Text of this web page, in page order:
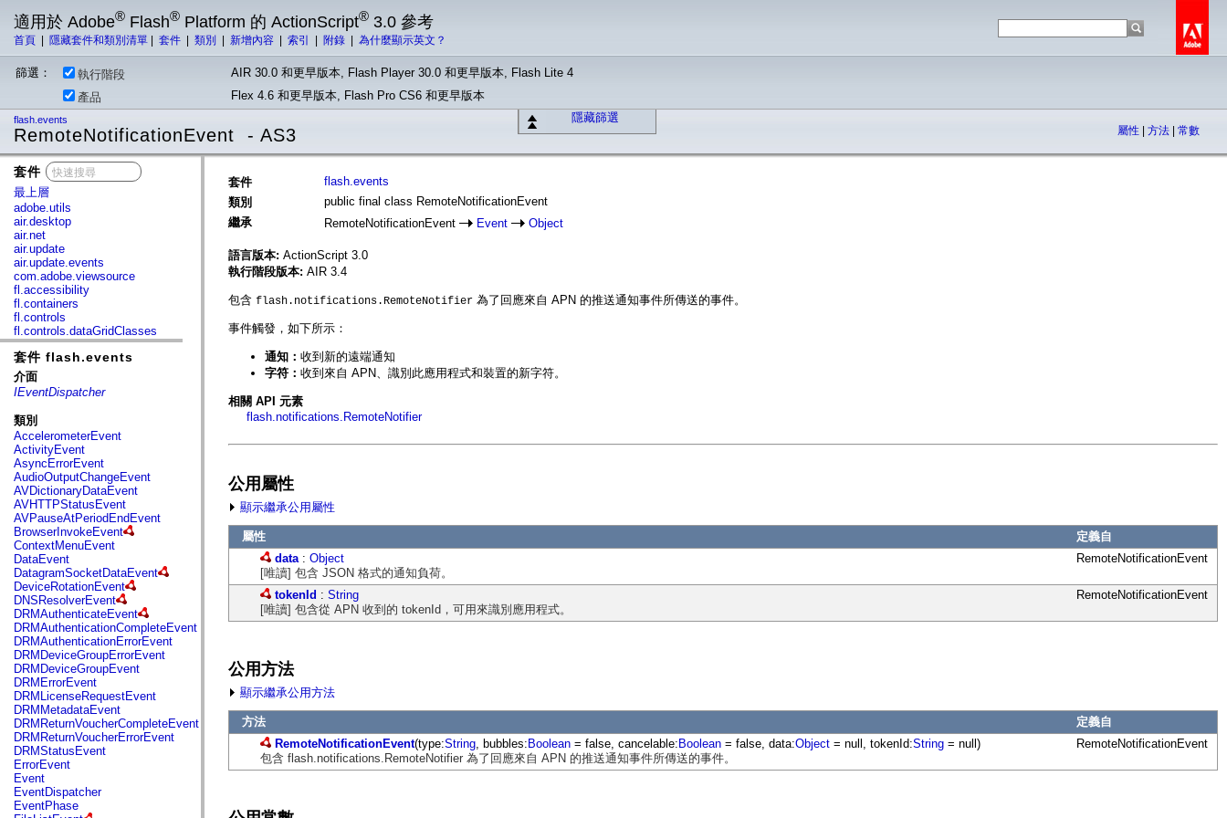
適用於 Adobe® Flash® Platform 的 ActionScript® 3.0 參考
首頁 隱藏套件和類別清單 套件 類別 新增內容 索引 附錄 為什麼顯示英文？
篩選： 執行階段
AIR 30.0 和更早版本, Flash Player 30.0 和更早版本, Flash Lite 4
產品
Flex 4.6 和更早版本, Flash Pro CS6 和更早版本
隱藏篩選
flash.events
RemoteNotificationEvent - AS3 屬性 方法 常數
套件
最上層
adobe.utils
air.desktop
air.net
air.update
air.update.events
com.adobe.viewsource
fl.accessibility
fl.containers
fl.controls
fl.controls.dataGridClasses
fl.controls.listClasses
fl.controls.progressBarClasses
fl.core
fl.data
fl.display
fl.events
fl.ik
fl.lang
fl.livepreview
fl.managers
fl.motion
fl.motion.easing
fl.rsl
fl.text
fl.transitions
fl.transitions.easing
fl.video
flash.accessibility
flash.concurrent
flash.crypto
flash.data
flash.desktop
flash.display
flash.display3D
flash.display3D.textures
flash.errors
flash.events
flash.external
flash.filesystem
flash.filters
flash.geom
flash.globalization
flash.html
flash.media
flash.net
套件 flash.events
介面
IEventDispatcher
類別
AccelerometerEvent
ActivityEvent
AsyncErrorEvent
AudioOutputChangeEvent
AVDictionaryDataEvent
AVHTTPStatusEvent
AVPauseAtPeriodEndEvent
BrowserInvokeEvent
ContextMenuEvent
DataEvent
DatagramSocketDataEvent
DeviceRotationEvent
DNSResolverEvent
DRMAuthenticateEvent
DRMAuthenticationCompleteEvent
DRMAuthenticationErrorEvent
DRMDeviceGroupErrorEvent
DRMDeviceGroupEvent
DRMErrorEvent
DRMLicenseRequestEvent
DRMMetadataEvent
DRMReturnVoucherCompleteEvent
DRMReturnVoucherErrorEvent
DRMStatusEvent
ErrorEvent
Event
EventDispatcher
EventPhase
套件
flash.events
類別
public final class RemoteNotificationEvent
繼承
RemoteNotificationEvent Event Object
語言版本: ActionScript 3.0
執行階段版本: AIR 3.4
包含 flash.notifications.RemoteNotifier 為了回應來自 APN 的推送通知事件所傳送的事件。
事件觸發，如下所示：
通知： 收到新的遠端通知
字符： 收到來自 APN、識別此應用程式和裝置的新字符。
相關 API 元素
flash.notifications.RemoteNotifier
公用屬性
顯示繼承公用屬性
屬性
定義自
data : Object
[唯讀] 包含 JSON 格式的通知負荷。
RemoteNotificationEvent
tokenId : String
[唯讀] 包含從 APN 收到的 tokenId，可用來識別應用程式。
RemoteNotificationEvent
公用方法
顯示繼承公用方法
方法
定義自
RemoteNotificationEvent(type:String , bubbles:Boolean = false, cancelable:Boolean = false, data:Object = null, tokenId:String = null)
包含 flash.notifications.RemoteNotifier 為了回應來自 APN 的推送通知事件所傳送的事件。
RemoteNotificationEvent